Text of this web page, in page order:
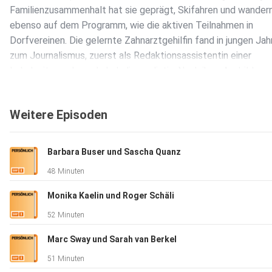
Familienzusammenhalt hat sie geprägt, Skifahren und
ebenso auf dem Programm, wie die aktiven Teilnahmen in
Dorfvereinen. Die gelernte Zahnarztgehilfin fand in jungen
zum Journalismus, zuerst als Redaktionsassistentin einer
ihren Recherchen und Berichterstattungen. Danach arbeitete
Eidgenössischen Schwing- und Älplerfest in Mollis 2025
und weiterbilden. Nach ihrer Zeit als Gemeindepräsidentin wird
Daniela Brunner eine regionale Informations- und
Krüsi ist überzeugt: «Humor hilft über vieles hinweg». Seit
vergangenem Herbst ist der gebürtige Appenzell Ausserrhoder
Weitere Episoden
Barbara Buser und Sascha Quanz
48 Minuten
Monika Kaelin und Roger Schäli
52 Minuten
Marc Sway und Sarah van Berkel
51 Minuten